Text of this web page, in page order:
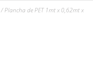
/ Plancha de PET 1mt x 0,62mt x